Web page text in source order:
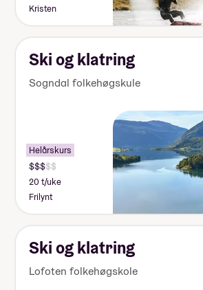
Kristen
Ski og klatring
Sogndal folkehøgskule
Helårskurs
20 t/uke
Frilynt
Ski og klatring
Lofoten folkehøgskole